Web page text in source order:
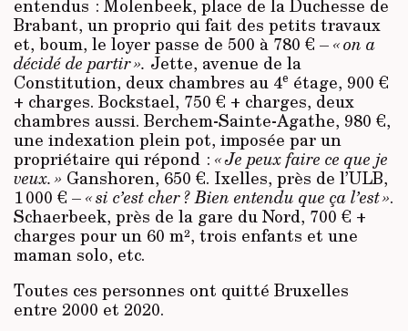
entendus : Molenbeek, place de la Duchesse de
Brabant, un proprio qui fait des petits travaux
et, boum, le loyer passe de 500 à 780 € –« on a
décidé de partir ». Jette, avenue de la
Constitution, deux chambres au 4e étage, 900 €
+ charges. Bockstael, 750 € + charges, deux
chambres aussi. Berchem-Sainte-Agathe, 980 €,
une indexation plein pot, imposée par un
propriétaire qui répond : « Je peux faire ce que je
veux. » Ganshoren, 650 €. Ixelles, près de l’ULB,
1 000 € –« si c’est cher ? Bien entendu que ça l’est ».
Schaerbeek, près de la gare du Nord, 700 € +
charges pour un 60 m², trois enfants et une
maman solo, etc.
Toutes ces personnes ont quitté Bruxelles
entre 2000 et 2020.